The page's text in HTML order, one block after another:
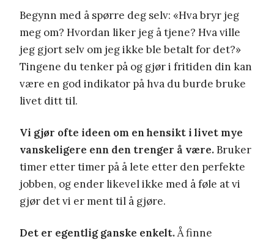
Begynn med å spørre deg selv: «Hva bryr jeg
meg om? Hvordan liker jeg å tjene? Hva ville
jeg gjort selv om jeg ikke ble betalt for det?»
Tingene du tenker på og gjør i fritiden din kan
være en god indikator på hva du burde bruke
livet ditt til.
Vi gjør ofte ideen om en hensikt i livet mye
vanskeligere enn den trenger å være.Bruker
timer etter timer på å lete etter den perfekte
jobben, og ender likevel ikke med å føle at vi
gjør det vi er ment til å gjøre.
Det er egentlig ganske enkelt.Å finne